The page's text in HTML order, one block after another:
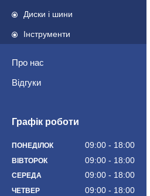
Диски і шини
Інструменти
Про нас
Відгуки
Графік роботи
ПОНЕДІЛОК 09:00 18:00
ВІВТОРОК 09:00 18:00
СЕРЕДА 09:00 18:00
ЧЕТВЕР 09:00 18:00